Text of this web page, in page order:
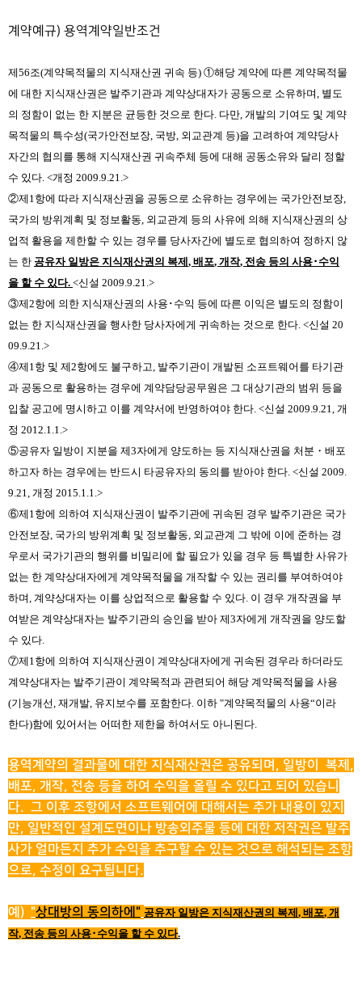
계약예규) 용역계약일반조건
제56조(계약목적물의 지식재산권 귀속 등) ①해당 계약에 따른 계약목적물
에 대한 지식재산권은 발주기관과 계약상대자가 공동으로 소유하며, 별도
의 정함이 없는 한 지분은 균등한 것으로 한다. 다만, 개발의 기여도 및 계약
목적물의 특수성(국가안전보장, 국방, 외교관계 등)을 고려하여 계약당사
자간의 협의를 통해 지식재산권 귀속주체 등에 대해 공동소유와 달리 정할
수 있다. <개정 2009.9.21.>
②제 1항에 따라 지식재산권을 공동으로 소유하는 경우에는 국가안전보장,
국가의 방위계획 및 정보활동, 외교관계 등의 사유에 의해 지식재산권의 상
업적 활용을 제한할 수 있는 경우를 당사자간에 별도로 협의하여 정하지 않
는 한 공유자 일방은 지식재산권의 복제 , 배포, 개작, 전송 등의 사용･ 수익
을 할 수 있다. <신설 2009.9.21.>
③제2항에 의한 지식재산권의 사용 ･ 수익 등에 따른 이익은 별도의 정함이
없는 한 지식재산권을 행사한 당사자에게 귀속하는 것으로 한다. <신설 20
09.9.21.>
④제 1항 및 제2항에도 불구하고, 발주기관이 개발된 소프트웨어를 타기관
과 공동으로 활용하는 경우에 계약담당공무원은 그 대상기관의 범위 등을
입찰 공고에 명시하고 이를 계약서에 반영하여야 한다. <신설 2009.9.21, 개
정 2012.1.1.>
⑤공유자 일방이 지분을 제3자에게 양도하는 등 지식재산권을 처분 ・ 배포
하고자 하는 경우에는 반드시 타공유자의 동의를 받아야 한다. <신설 2009.
9.21, 개정 2015.1.1.>
⑥제 1항에 의하여 지식재산권이 발주기관에 귀속된 경우 발주기관은 국가
안전보장, 국가의 방위계획 및 정보활동, 외교관계 그 밖에 이에 준하는 경
우로서 국가기관의 행위를 비밀리에 할 필요가 있을 경우 등 특별한 사유가
없는 한 계약상대자에게 계약목적물을 개작할 수 있는 권리를 부여하여야
하며, 계약상대자는 이를 상업적으로 활용할 수 있다. 이 경우 개작권을 부
여받은 계약상대자는 발주기관의 승인을 받아 제3자에게 개작권을 양도할
수 있다.
⑦제 1항에 의하여 지식재산권이 계약상대자에게 귀속된 경우라 하더라도
계약상대자는 발주기관이 계약목적과 관련되어 해당 계약목적물을 사용
(기능개선, 재개발, 유지보수를 포함한다. 이하 "계약목적물의 사용“이라
한다)함에 있어서는 어떠한 제한을 하여서도 아니된다.
용역계약의 결과물에 대한 지식재산권은 공유되며, 일방이 복제,
배포, 개작, 전송 등을 하여 수익을 올릴 수 있다고 되어 있습니
다. 그 이후 조항에서 소프트웨어에 대해서는 추가 내용이 있지
만, 일반적인 설계도면이나 방송외주물 등에 대한 저작권은 발주
사가 얼마든지 추가 수익을 추구할 수 있는 것으로 해석되는 조항
으로, 수정이 요구됩니다.
예) "상대방의 동의하에" 공유자 일방은 지식재산권의 복제 , 배포, 개
작, 전송 등의 사용･ 수익을 할 수 있다.